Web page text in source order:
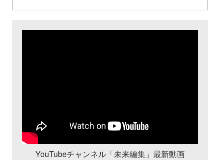
YouTubeチャンネル「未来編集」最新動画